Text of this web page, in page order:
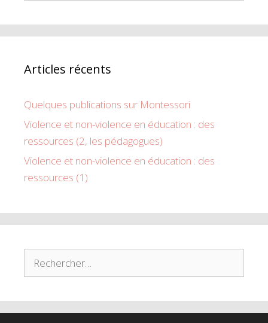
Articles récents
Quelques publications sur Montessori
Violence et non-violence en éducation : des
ressources (2, les pédagogues)
Violence et non-violence en éducation : des
ressources (1)
Rechercher :